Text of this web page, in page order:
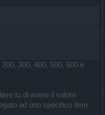
200, 300, 400, 500, 600 e
tu di avere il valore
ad uno specifico item